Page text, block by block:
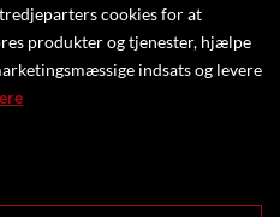
cookies for at
produkter og tjenester, hjælpe
indsats og levere